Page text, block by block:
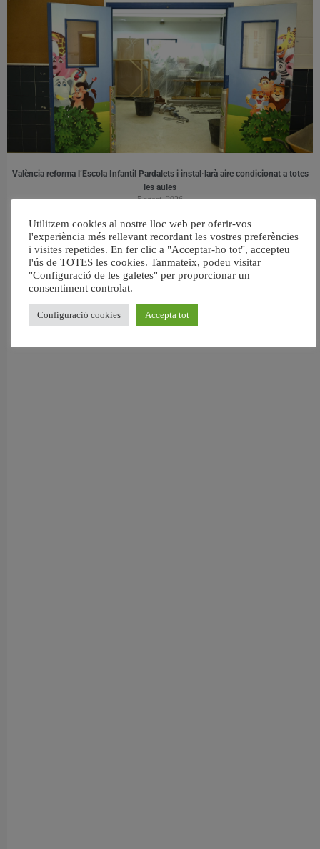
València reforma l’Escola Infantil Pardalets i instal·larà aire condicionat a totes
les aules
5 agost, 2026
Utilitzem cookies al nostre lloc web per oferir-vos
l'experiència més rellevant recordant les vostres preferències
i visites repetides. En fer clic a "Acceptar-ho tot", accepteu
l'ús de TOTES les cookies. Tanmateix, podeu visitar
"Configuració de les galetes" per proporcionar un
consentiment controlat.
Configuració cookies Accepta tot